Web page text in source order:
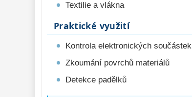
Textilie a vlákna
Praktické využití
Kontrola elektronických součástek
Zkoumání povrchů materiálů
Detekce padělků